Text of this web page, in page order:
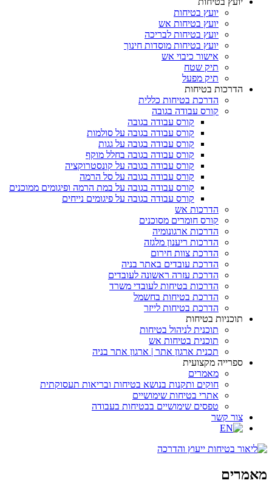
יועץ בטיחות
יועץ בטיחות אש
יועץ בטיחות לבריכה
יועץ בטיחות מוסדות חינוך
אישור כיבוי אש
תיק שטח
תיק מפעל
הדרכות בטיחות
הדרכת בטיחות כללית
קורס עבודה בגובה
קורס עבודה בגובה
קורס עבודה בגובה על סולמות
קורס עבודה בגובה על גגות
קורס עבודה בגובה בחלל מוקף
קורס עבודה בגובה על קונסטרוקציה
קורס עבודה בגובה על סל הרמה
קורס עבודה בגובה על במת הרמה ופיגומים ממוכנים
קורס עבודה בגובה על פיגומים נייחים
הדרכות אש
קורס חומרים מסוכנים
הדרכות ארגונומיה
הדרכות ריענון מלגזה
הדרכת צוות חירום
הדרכת עובדים באתר בניה
הדרכת עזרה ראשונה לעובדים
הדרכות בטיחות לעובדי משרד
הדרכת בטיחות בחשמל
הדרכת בטיחות לייזר
תוכניות בטיחות
תוכנית לניהול בטיחות
תוכנית בטיחות אש
תכנית ארגון אתר | ארגון אתר בניה
ספרייה מקצועית
מאמרים
חוקים ותקנות בנושא בטיחות ובריאות תעסוקתית
אתרי בטיחות שימושיים
טפסים שימושיים בבטיחות בעבודה
צור קשר
מאמרים